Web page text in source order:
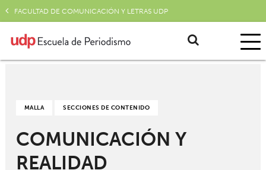
FACULTAD DE COMUNICACIÓN Y LETRAS UDP
MALLA SECCIONES DE CONTENIDO
COMUNICACIÓN Y
REALIDAD